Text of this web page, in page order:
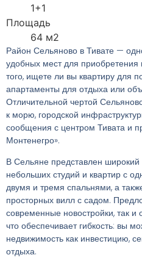
1+1
Площадь
64 м2
Район Сельяново в Тивате —
удобных мест для приобретения
того, ищете ли вы квартиру для
апартаменты для отдыха или
Отличительной чертой
к морю, городской
сообщения с центром Тивата и
Монтенегро».
В Сельяне представлен
небольших студий и квартир с
двумя и тремя спальнями, а
просторных вилл с садом.
современные новостройки, так и
что обеспечивает гибкость: вы
недвижимость как инвестицию,
отдыха.